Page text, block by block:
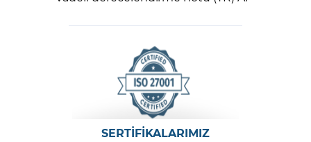
SERTİFİKALARIMIZ